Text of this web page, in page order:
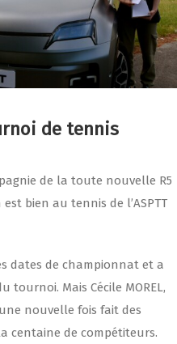
de tennis
de la toute nouvelle R5
bien au tennis de l’ASPTT
dates de championnat et a
tournoi. Mais Cécile MOREL,
nouvelle fois fait des
centaine de compétiteurs.